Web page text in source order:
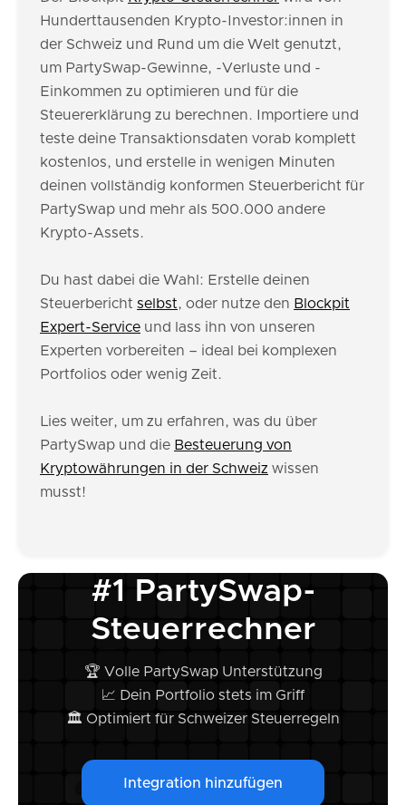
Hunderttausenden Krypto-Investor:innen in
der Schweiz und Rund um die Welt genutzt,
um PartySwap-Gewinne, -Verluste und -
Einkommen zu optimieren und für die
Steuererklärung zu berechnen. Importiere und
teste deine Transaktionsdaten vorab komplett
kostenlos, und erstelle in wenigen Minuten
deinen vollständig konformen Steuerbericht für
PartySwap und mehr als 500.000 andere
Krypto-Assets.
Du hast dabei die Wahl: Erstelle deinen
Steuerbericht selbst, oder nutze den Blockpit
Expert-Service und lass ihn von unseren
Experten vorbereiten – ideal bei komplexen
Portfolios oder wenig Zeit.
Lies weiter, um zu erfahren, was du über
PartySwap und die Besteuerung von
Kryptowährungen in der Schweiz wissen
musst!
#1 PartySwap-
Steuerrechner
🏆 Volle PartySwap Unterstützung
📈 Dein Portfolio stets im Griff
🏛️ Optimiert für Schweizer Steuerregeln
Integration hinzufügen